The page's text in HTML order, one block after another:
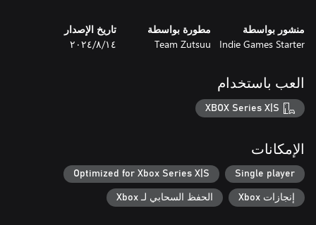
منشور بواسطة
Indie Games Starter
مطورة بواسطة
Team Zutsuu
تاريخ الإصدار
١٤‏/٨‏/٢٠٢٤
العب باستخدام
XBOX Series X|S
الإمكانات
Single player
Optimized for Xbox Series X|S
إنجازات Xbox الحفظ السحابي لـ Xbox